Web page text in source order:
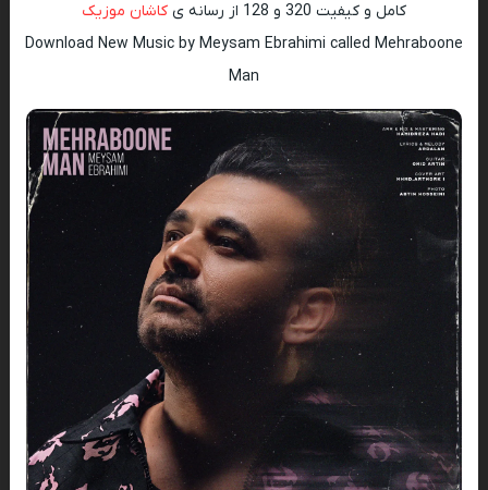
کامل و کیفیت 320 و 128 از رسانه ی
کاشان موزیک
Download New Music by Meysam Ebrahimi called Mehraboone
Man